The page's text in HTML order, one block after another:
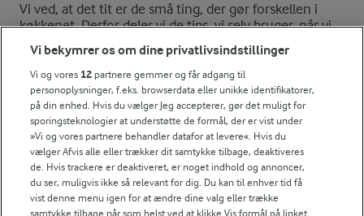
Vi ved, at det tit er de små ting, der gør forskellen i
køkkenet. Derfor deler vi de tips, vi selv bruger, når vi
laver mad og udvikler opskrifter.
FORBERED I GOD TID
Kartoffelsalaten kan gøres helt færdig dagen før. Hvis du
NÆRINGSINDHOLD, PR 100 G
Energiindhold:
Prøv også den klassiske varme kartoffelsalat med
Vi bekymrer os om dine privatlivsindstillinger
Vi og vores 12 partnere gemmer og får adgang til
personoplysninger, f.eks. browserdata eller unikke identifikatorer,
på din enhed. Hvis du vælger Jeg accepterer, gør det muligt for
sporingsteknologier at understøtte de formål, der er vist under
»Vi og vores partnere behandler datafor at levere«. Hvis du
vælger Afvis alle eller trækker dit samtykke tilbage, deaktiveres
de. Hvis trackere er deaktiveret, er noget indhold og annoncer,
du ser, muligvis ikke så relevant for dig. Du kan til enhver tid få
vist denne menu igen for at ændre dine valg eller trække
samtykke tilbage når som helst ved at klikke Vis formål på linket